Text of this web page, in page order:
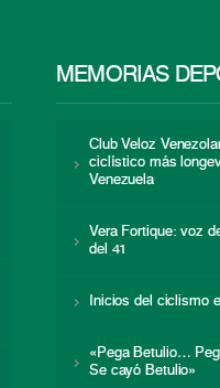
MEMORIAS
Club Veloz
ciclístico más
Venezuela
Vera Fortique: voz
del 41
Inicios del ciclismo
«Pega Betulio…
Se cayó Betulio»